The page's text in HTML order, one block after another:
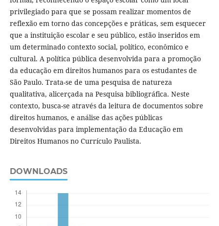
privilegiado para que se possam realizar momentos de
reflexão em torno das concepções e práticas, sem esquecer
que a instituição escolar e seu público, estão inseridos em
um determinado contexto social, político, econômico e
cultural. A política pública desenvolvida para a promoção
da educação em direitos humanos para os estudantes de
São Paulo. Trata-se de uma pesquisa de natureza
qualitativa, alicerçada na Pesquisa bibliográfica. Neste
contexto, busca-se através da leitura de documentos sobre
direitos humanos, e análise das ações públicas
desenvolvidas para implementação da Educação em
Direitos Humanos no Currículo Paulista.
DOWNLOADS